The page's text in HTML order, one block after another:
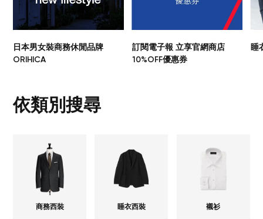
日本男女裝商務休閒品牌
ORIHICA
訂閱電子報 立享官網商店
10%OFF優惠券
睡
依類別搜尋
商務西裝 睡衣西裝 襯衫